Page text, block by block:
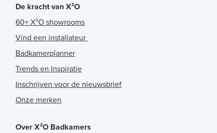
De kracht van X²O
60+ X²O showrooms
Vind een installateur
Badkamerplanner
Trends en Inspiratie
Inschrijven voor de nieuwsbrief
Onze merken
Over X²O Badkamers